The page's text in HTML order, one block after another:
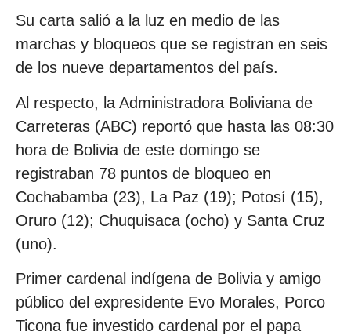
Su carta salió a la luz en medio de las
marchas y bloqueos que se registran en seis
de los nueve departamentos del país.
Al respecto, la Administradora Boliviana de
Carreteras (ABC) reportó que hasta las 08:30
hora de Bolivia de este domingo se
registraban 78 puntos de bloqueo en
Cochabamba (23), La Paz (19); Potosí (15),
Oruro (12); Chuquisaca (ocho) y Santa Cruz
(uno).
Primer cardenal indígena de Bolivia y amigo
público del expresidente Evo Morales, Porco
Ticona fue investido cardenal por el papa